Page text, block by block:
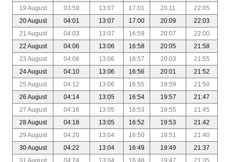
19 August
03:59 13:07 17:01 20:11
22:05
20 August
04:01 13:07 17:00 20:09
22:03
21 August
04:03 13:07 16:59 20:07
22:00
22 August
04:06 13:06 16:58 20:05
21:58
23 August
04:08 13:06 16:57 20:03
21:55
24 August
04:10 13:06 16:56 20:01
21:52
25 August
04:12 13:06 16:55 19:59
21:50
26 August
04:14 13:05 16:54 19:57
21:47
27 August
04:16 13:05 16:53 19:55
21:45
28 August
04:18 13:05 16:52 19:53
21:42
29 August
04:20 13:04 16:50 19:51
21:40
30 August
04:22 13:04 16:49 19:49
21:37
31 August
04:24 13:04 16:48 19:47 21:35